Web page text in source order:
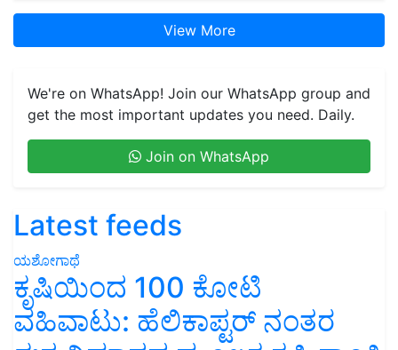
View More
We're on WhatsApp! Join our WhatsApp group and
get the most important updates you need. Daily.
Join on WhatsApp
Latest feeds
ಯಶೋಗಾಥೆ
ಕೃಷಿಯಿಂದ 100 ಕೋಟಿ
ವಹಿವಾಟು: ಹೆಲಿಕಾಪ್ಟರ್ ನಂತರ